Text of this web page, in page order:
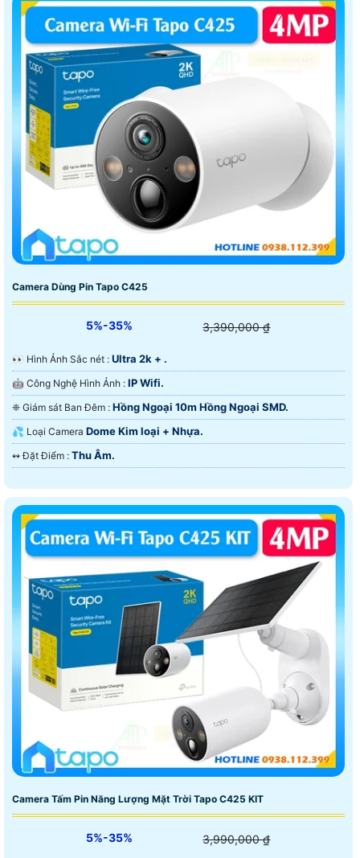
Camera Dùng Pin Tapo C425
5%-35% 3,390,000 ₫
️👀 Hình Ảnh Sắc nét : Ultra 2k + .
🤖️ Công Nghệ Hình Ảnh : IP Wifi.
❈ Giám sát Ban Đêm : Hồng Ngoại 10m Hồng Ngoại SMD.
💦 Loại Camera Dome Kim loại + Nhựa.
️↭ Đặt Điểm : Thu Âm.
Camera Tấm Pin Năng Lượng Mặt Trời Tapo C425 KIT
5%-35% 3,990,000 ₫